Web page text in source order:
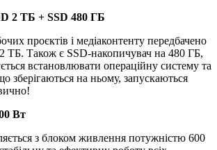
2 TБ + SSD 480 ГБ
проєктів і медіаконтенту передбачено
ТБ. Також є SSD-накопичувач на 480 ГБ,
встановлювати операційну систему та
зберігаються на ньому, запускаються
Вт
з блоком живлення потужністю 600